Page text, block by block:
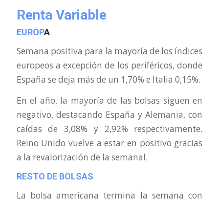
Renta Variable
EUROPA
Semana positiva para la mayoría de los índices
europeos a excepción de los periféricos, donde
España se deja más de un 1,70% e Italia 0,15%.
En el año, la mayoría de las bolsas siguen en
negativo, destacando España y Alemania, con
caídas de 3,08% y 2,92% respectivamente.
Reino Unido vuelve a estar en positivo gracias
a la revalorización de la semanal.
RESTO DE BOLSAS
La bolsa americana termina la semana con